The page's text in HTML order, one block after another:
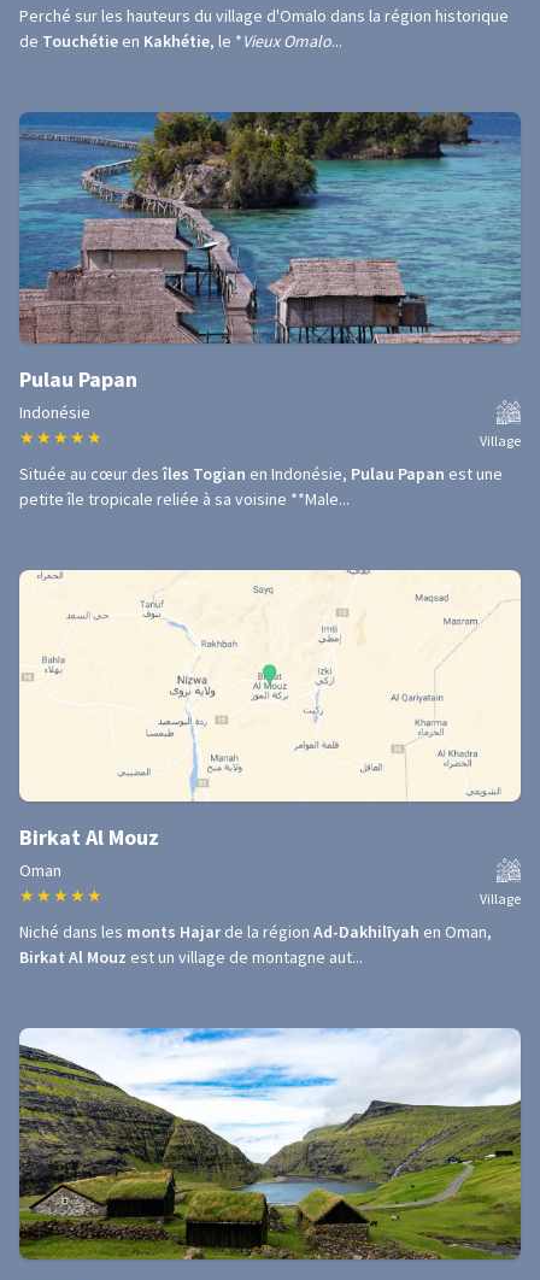
Perché sur les hauteurs du village d'Omalo dans la région historique
de Touchétie en Kakhétie, le *Vieux Omalo...
Pulau Papan
Indonésie
★ ★ ★ ★ ★ Village
Située au cœur desîles Togian en Indonésie, Pulau Papan est une
petite île tropicale reliée à sa voisine **Male...
Birkat Al Mouz
Oman
★ ★ ★ ★ ★ Village
Niché dans les monts Hajarde la région Ad-Dakhilīyah en Oman,
Birkat Al Mouz est un village de montagne aut...